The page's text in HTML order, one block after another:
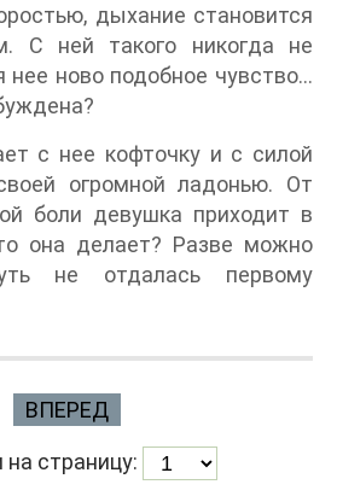
дыхание становится
С ней такого никогда не
нее ново подобное чувство…
с нее кофточку и с силой
огромной ладонью. От
боли девушка приходит в
она делает? Разве можно
не отдалась первому
ВПЕРЕД
на страницу: